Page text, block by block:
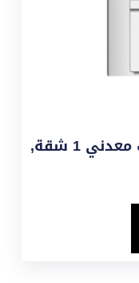
كاميرا بوابة 1/3 ملونة بغلاف معدني 1 شقة,